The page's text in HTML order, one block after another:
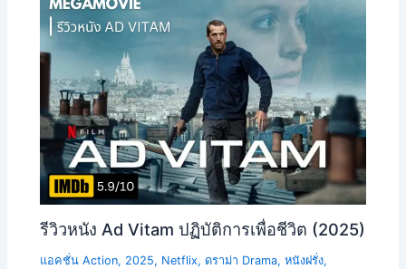
รีวิวหนัง Ad Vitam ปฏิบัติการเพื่อชีวิต (2025)
แอคชั่น Action, 2025, Netflix,ดราม่า Drama,หนังฝรั่ง,